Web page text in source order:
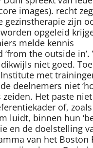
images). recht
gezinstherapie zijn
opgeleid
melde kennis
the outside in’.
niet goed.
met
deelnemers niet
Het paste
of,
luidt, binnen hun
en de doelstelling
van het Boston